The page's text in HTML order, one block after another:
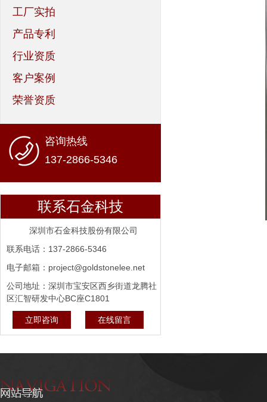
工厂实拍
产品专利
行业资质
客户案例
荣誉资质
咨询热线
137-2866-5346
联系石金科技
深圳市石金科技股份有限公司
联系电话：137-2866-5346
电子邮箱：project@goldstonelee.net
公司地址：深圳市宝安区西乡街道龙腾社
区汇智研发中心BC座C1801
立即咨询 在线留言